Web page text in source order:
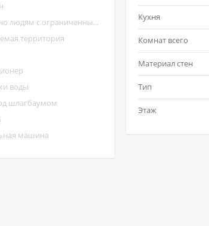
Доступно людям с ограниченными возможностями
территория
воды
шлагбаумом
машина
Кухня
Комнат всего
Материал стен
Тип
Этаж